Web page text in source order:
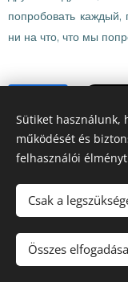
попробовать
ни на что, что мы
©
Sütiket használunk,
működését és
felhasználói
Csak a
Összes elfogadása